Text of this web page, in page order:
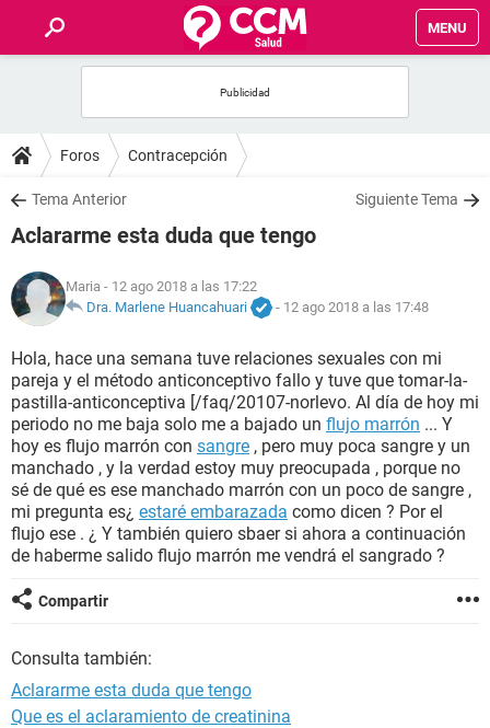
MENU
FOROS
SALUD
NUTRICIÓN
BIENESTAR
SEXUALIDAD
GLOSARIO
Foros Contracepción
Tema Anterior Siguiente Tema
Aclararme esta duda que tengo
Maria - 12 ago 2018 a las 17:22
Dra. Marlene Huancahuari
- 12 ago 2018 a las 17:48
Hola, hace una semana tuve relaciones sexuales con mi
pareja y el método anticonceptivo fallo y tuve que tomar-la-
pastilla-anticonceptiva [/faq/20107-norlevo. Al día de hoy mi
periodo no me baja solo me a bajado un flujo marrón ... Y
hoy es flujo marrón con sangre , pero muy poca sangre y un
manchado , y la verdad estoy muy preocupada , porque no
sé de qué es ese manchado marrón con un poco de sangre ,
mi pregunta es¿ estaré embarazada como dicen ? Por el
flujo ese . ¿ Y también quiero sbaer si ahora a continuación
de haberme salido flujo marrón me vendrá el sangrado ?
Compartir
Consulta también:
Aclararme esta duda que tengo
Que es el aclaramiento de creatinina